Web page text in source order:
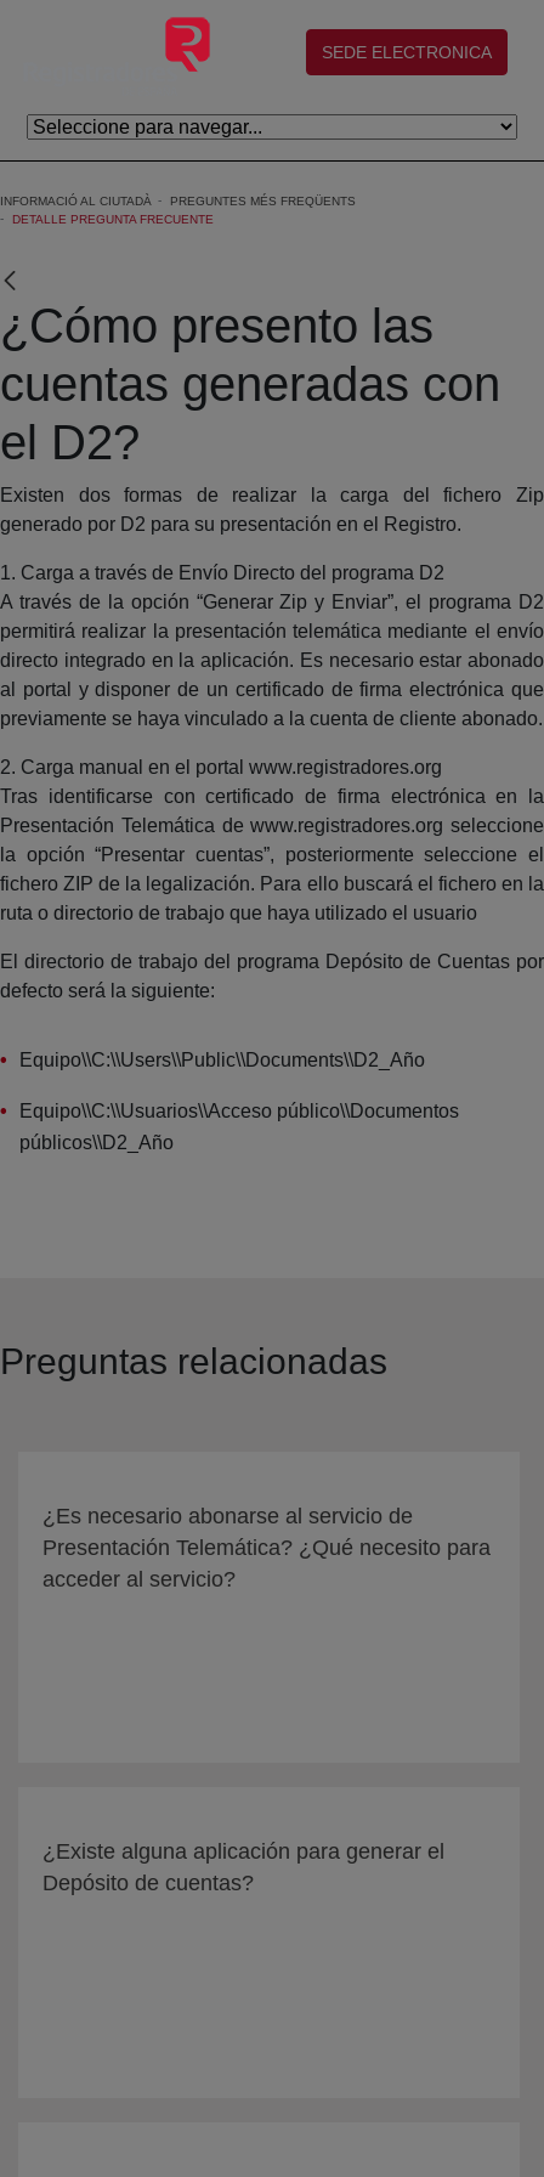
Salta al contingut principal
(abre en nueva ventana)
SEDE ELECTRONICA
INFORMACIÓ AL CIUTADÀ
PREGUNTES MÉS FREQÜENTS
DETALLE PREGUNTA FRECUENTE
¿Cómo presento las
cuentas generadas con
el D2?
Existen dos formas de realizar la carga del fichero Zip
generado por D2 para su presentación en el Registro.
1. Carga a través de Envío Directo del programa D2
A través de la opción “Generar Zip y Enviar”, el programa D2
permitirá realizar la presentación telemática mediante el envío
directo integrado en la aplicación. Es necesario estar abonado
al portal y disponer de un certificado de firma electrónica que
previamente se haya vinculado a la cuenta de cliente abonado.
2. Carga manual en el portal www.registradores.org
Tras identificarse con certificado de firma electrónica en la
Presentación Telemática de www.registradores.org seleccione
la opción “Presentar cuentas”, posteriormente seleccione el
fichero ZIP de la legalización. Para ello buscará el fichero en la
ruta o directorio de trabajo que haya utilizado el usuario
El directorio de trabajo del programa Depósito de Cuentas por
defecto será la siguiente:
Equipo\\C:\\Users\\Public\\Documents\\D2_Año
Equipo\\C:\\Usuarios\\Acceso público\\Documentos
públicos\\D2_Año
Preguntas relacionadas
¿Es necesario abonarse al servicio de
Presentación Telemática? ¿Qué necesito para
acceder al servicio?
¿Existe alguna aplicación para generar el
Depósito de cuentas?